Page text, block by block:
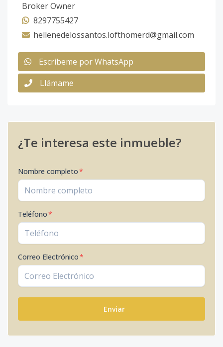
Broker Owner
8297755427
hellenedelossantos.lofthomerd@gmail.com
Escribeme por WhatsApp
Llámame
¿Te interesa este inmueble?
Nombre completo*
Teléfono*
Correo Electrónico*
Enviar